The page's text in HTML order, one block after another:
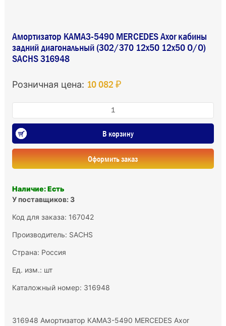
Амортизатор КАМАЗ-5490 MERCEDES Axor кабины
задний диагональный (302/370 12х50 12х50 O/O)
SACHS 316948
Розничная цена: 10 082 ₽
В корзину
Оформить заказ
Наличие: Есть
У поставщиков: 3
Код для заказа: 167042
Производитель: SACHS
Страна: Россия
Ед. изм.: шт
Каталожный номер: 316948
316948 Амортизатор КАМАЗ-5490 MERCEDES Axor